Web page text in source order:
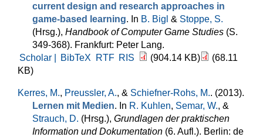
current design and research approaches in
game-based learning. In B. Bigl & Stoppe, S.
(Hrsg.), Handbook of Computer Game Studies (S.
349-368). Frankfurt: Peter Lang.
Scholar |
BibTeX RTF RIS (904.14 KB)
(68.11
KB)
Kerres, M., Preussler, A., & Schiefner-Rohs, M.. (2013).
Lernen mit Medien. In R. Kuhlen, Semar, W., &
Strauch, D. (Hrsg.), Grundlagen der praktischen
Information und Dokumentation (6. Aufl.). Berlin: de